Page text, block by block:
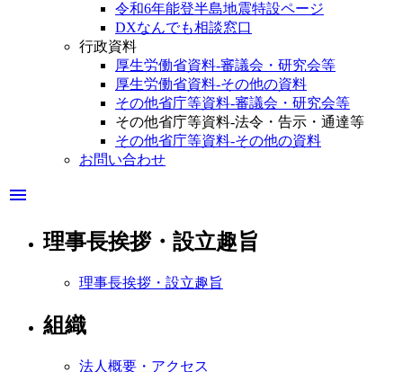
令和6年能登半島地震特設ページ
DXなんでも相談窓口
行政資料
厚生労働省資料-審議会・研究会等
厚生労働省資料-その他の資料
その他省庁等資料-審議会・研究会等
その他省庁等資料-法令・告示・通達等
その他省庁等資料-その他の資料
お問い合わせ
menu
理事長挨拶・設立趣旨
理事長挨拶・設立趣旨
組織
法人概要・アクセス